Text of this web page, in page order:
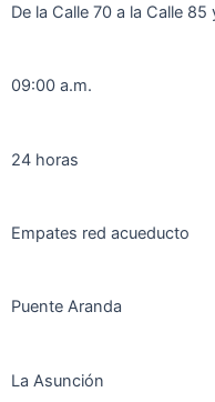
De la Calle 70 a la Calle
09:00 a.m.
24 horas
Empates red acueducto
Puente Aranda
La Asunción